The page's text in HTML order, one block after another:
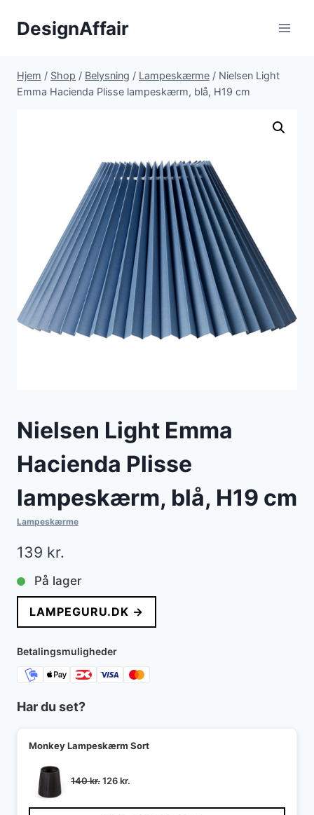
DesignAffair
Hjem / Shop / Belysning / Lampeskærme / Nielsen Light
Emma Hacienda Plisse lampeskærm, blå, H19 cm
Nielsen Light Emma
Hacienda Plisse
lampeskærm, blå, H19 cm
Lampeskærme
139 kr.
På lager
LAMPEGURU.DK →
Betalingsmuligheder
Har du set?
Monkey Lampeskærm Sort
140kr.Den
pris
126kr.
pris